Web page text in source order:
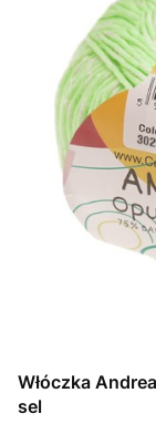
Włóczka
sel